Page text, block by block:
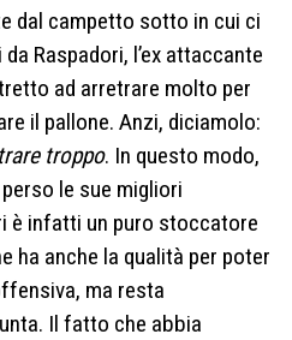
dal campetto sotto in cui ci
Raspadori, l’ex attaccante
ad arretrare molto per
il pallone. Anzi, diciamolo:
troppo. In questo modo,
le sue migliori
è infatti un puro stoccatore
ha anche la qualità per poter
ma resta
Il fatto che abbia